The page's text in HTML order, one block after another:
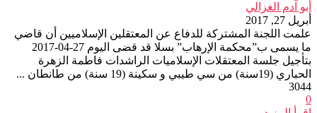
أبو آدم الغزالي
أبريل 27, 2017
علمت اللجنة المشتركة للدفاع عن المعتقلين الإسلاميين أن قاضي
ما يسمى ب”محكمة الإرهاب” بسلا قد قضى اليوم 27-04-2017
بتأجيل جلسة المعتقلات الإسلاميات الراشدات فاطمة الزهرة
الحباري (19سنة) من سي طيبي و سكينة (19 سنة) من طانطان ...
3044
0